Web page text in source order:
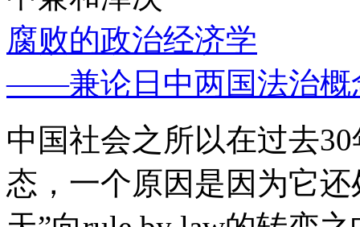
腐败的政治经济学
——兼论日中两国法治概
中国社会之所以在过去
态，一个原因是因为它